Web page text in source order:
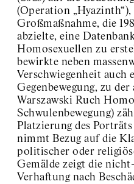
(Operation
Großmaßnahme, die
abzielte, eine
Homosexuellen zu
bewirkte neben
Verschwiegenheit auch
Gegenbewegung, zu
Warszawski Ruch
Schwulenbewegung)
Platzierung des
nimmt Bezug auf die
politischer oder
Gemälde zeigt die
Verhaftung nach